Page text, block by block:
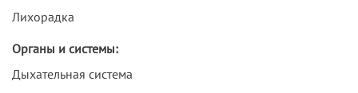
Лихорадка
Органы и системы:
Дыхательная система